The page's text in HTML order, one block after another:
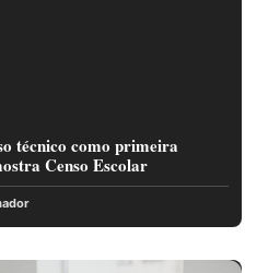
técnico como primeira
Censo Escolar